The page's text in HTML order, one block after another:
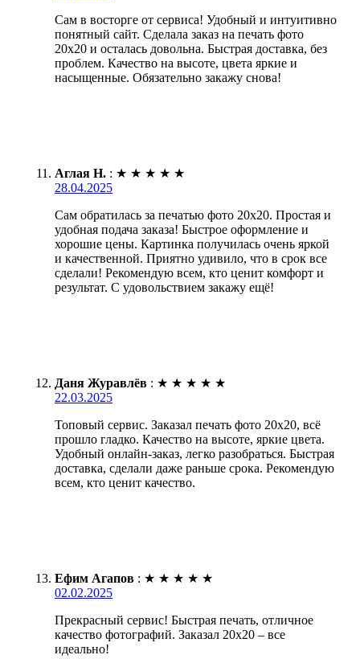
Сам в восторге от сервиса! Удобный и интуитивно
понятный сайт. Сделала заказ на печать фото
20х20 и осталась довольна. Быстрая доставка, без
проблем. Качество на высоте, цвета яркие и
насыщенные. Обязательно закажу снова!
Аглая Н. : ★ ★ ★ ★ ★
28.04.2025
Сам обратилась за печатью фото 20х20. Простая и
удобная подача заказа! Быстрое оформление и
хорошие цены. Картинка получилась очень яркой
и качественной. Приятно удивило, что в срок все
сделали! Рекомендую всем, кто ценит комфорт и
результат. С удовольствием закажу ещё!
Даня Журавлёв : ★ ★ ★ ★ ★
22.03.2025
Топовый сервис. Заказал печать фото 20х20, всё
прошло гладко. Качество на высоте, яркие цвета.
Удобный онлайн-заказ, легко разобраться. Быстрая
доставка, сделали даже раньше срока. Рекомендую
всем, кто ценит качество.
Ефим Агапов : ★ ★ ★ ★ ★
02.02.2025
Прекрасный сервис! Быстрая печать, отличное
качество фотографий. Заказал 20х20 – все
идеально!